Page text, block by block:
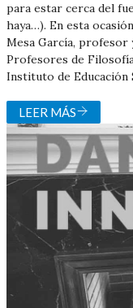
para estar cerca del
haya…). En esta
Mesa García, profesor
Profesores de
Instituto de Educación
LEER MÁS